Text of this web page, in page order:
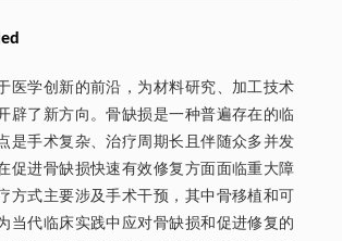
医学创新的前沿，为材料研究、加工技术
辟了新方向。骨缺损是一种普遍存在的临
是手术复杂、治疗周期长且伴随众多并发
促进骨缺损快速有效修复方面面临重大障
方式主要涉及手术干预，其中骨移植和可
当代临床实践中应对骨缺损和促进修复的